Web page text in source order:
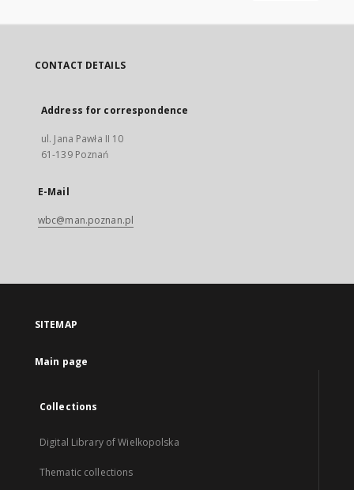
CONTACT DETAILS
Address for correspondence
ul. Jana Pawła II 10
61-139 Poznań
E-Mail
wbc@man.poznan.pl
SITEMAP
Main page
Collections
Digital Library of Wielkopolska
Thematic collections